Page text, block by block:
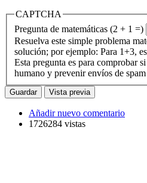
CAPTCHA
Pregunta de matemáticas (2 + 1 =)
Resuelva este simple problema
solución; por ejemplo: Para 1+3,
Esta pregunta es para comprobar
humano y prevenir envíos de
Añadir nuevo comentario
1726284 vistas